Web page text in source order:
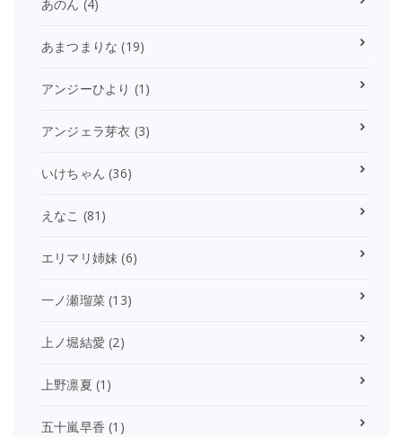
あのん (4)
あまつまりな (19)
アンジーひより (1)
アンジェラ芽衣 (3)
いけちゃん (36)
えなこ (81)
エリマリ姉妹 (6)
一ノ瀬瑠菜 (13)
上ノ堀結愛 (2)
上野凛夏 (1)
五十嵐早香 (1)